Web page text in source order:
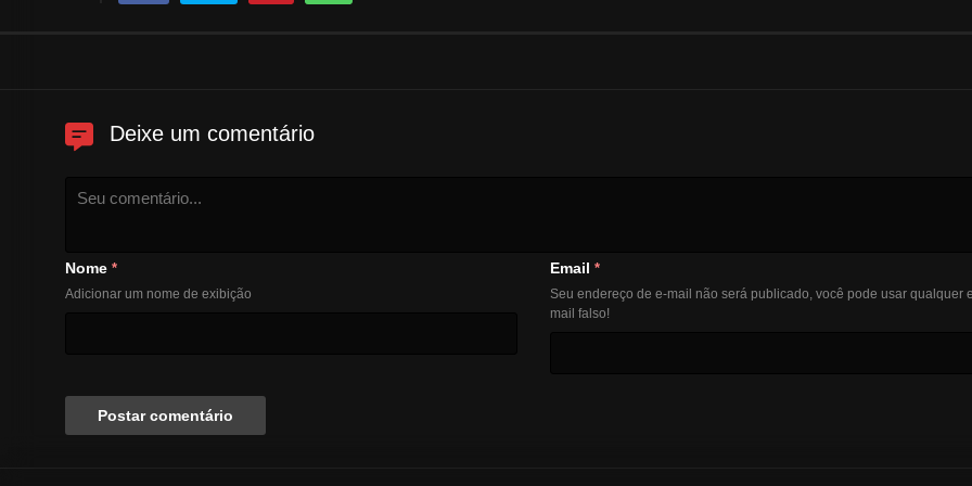
Deixe um comentário
Nome *
Adicionar um nome de exibição
Email *
Seu endereço de e-mail não será publicado, você pode usar qualquer
mail falso!